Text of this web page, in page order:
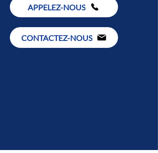
APPELEZ-NOUS
CONTACTEZ-NOUS